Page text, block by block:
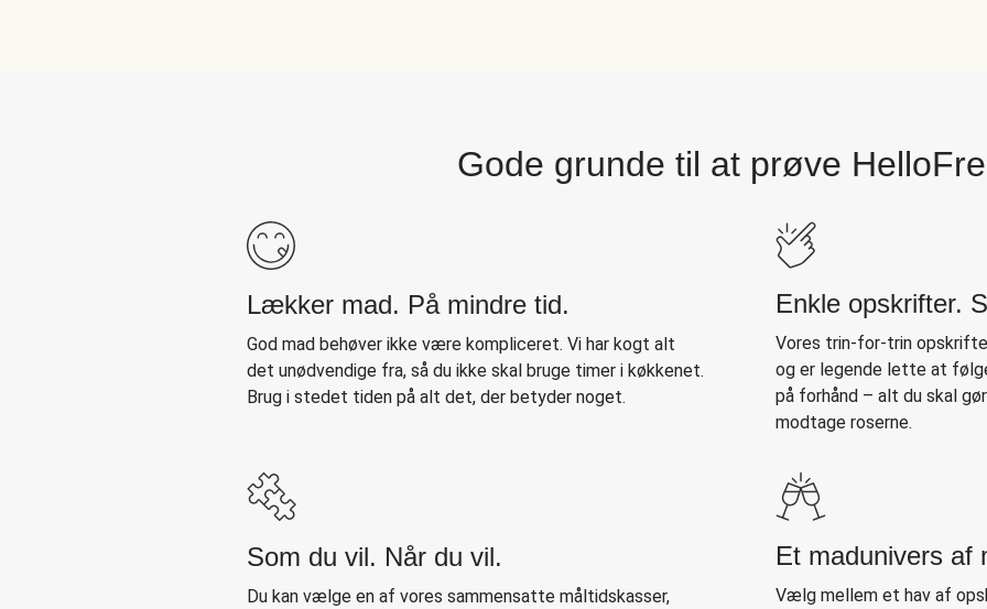
Gode grunde til at prøve
Lækker mad. På mindre tid.
God mad behøver ikke være kompliceret. Vi har kogt alt
det unødvendige fra, så du ikke skal bruge timer i køkkenet.
Brug i stedet tiden på alt det, der betyder noget.
Enkle opskrifter.
Vores trin-for-trin
og er legende lette at
på forhånd – alt du skal
modtage roserne.
Som du vil. Når du vil.
Du kan vælge en af vores sammensatte måltidskasser,
Et madunivers af
Vælg mellem et hav af